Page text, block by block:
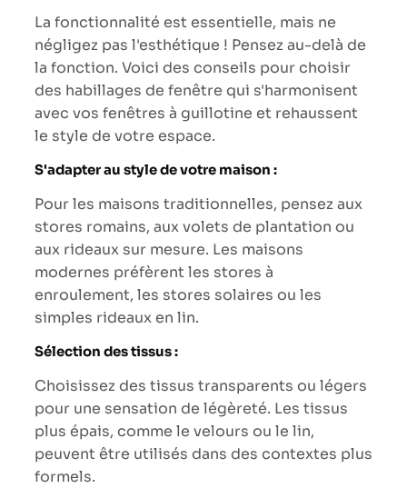
La fonctionnalité est essentielle, mais ne
négligez pas l'esthétique ! Pensez au-delà de
la fonction. Voici des conseils pour choisir
des habillages de fenêtre qui s'harmonisent
avec vos fenêtres à guillotine et rehaussent
le style de votre espace.
S'adapter au style de votre maison :
Pour les maisons traditionnelles, pensez aux
stores romains, aux volets de plantation ou
aux rideaux sur mesure. Les maisons
modernes préfèrent les stores à
enroulement, les stores solaires ou les
simples rideaux en lin.
Sélection des tissus :
Choisissez des tissus transparents ou légers
pour une sensation de légèreté. Les tissus
plus épais, comme le velours ou le lin,
peuvent être utilisés dans des contextes plus
formels.